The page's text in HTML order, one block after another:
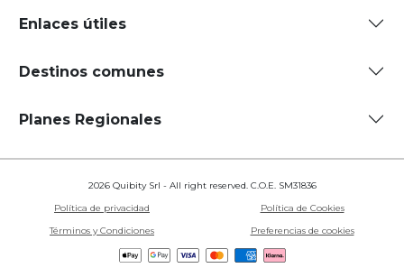
Enlaces útiles
Destinos comunes
Planes Regionales
2026 Quibity Srl - All right reserved. C.O.E. SM31836
Política de privacidad
Política de Cookies
Términos y Condiciones
Preferencias de cookies